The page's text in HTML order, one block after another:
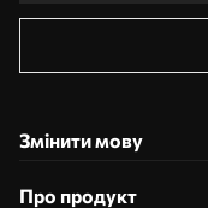
Змінити мову
Про продукт